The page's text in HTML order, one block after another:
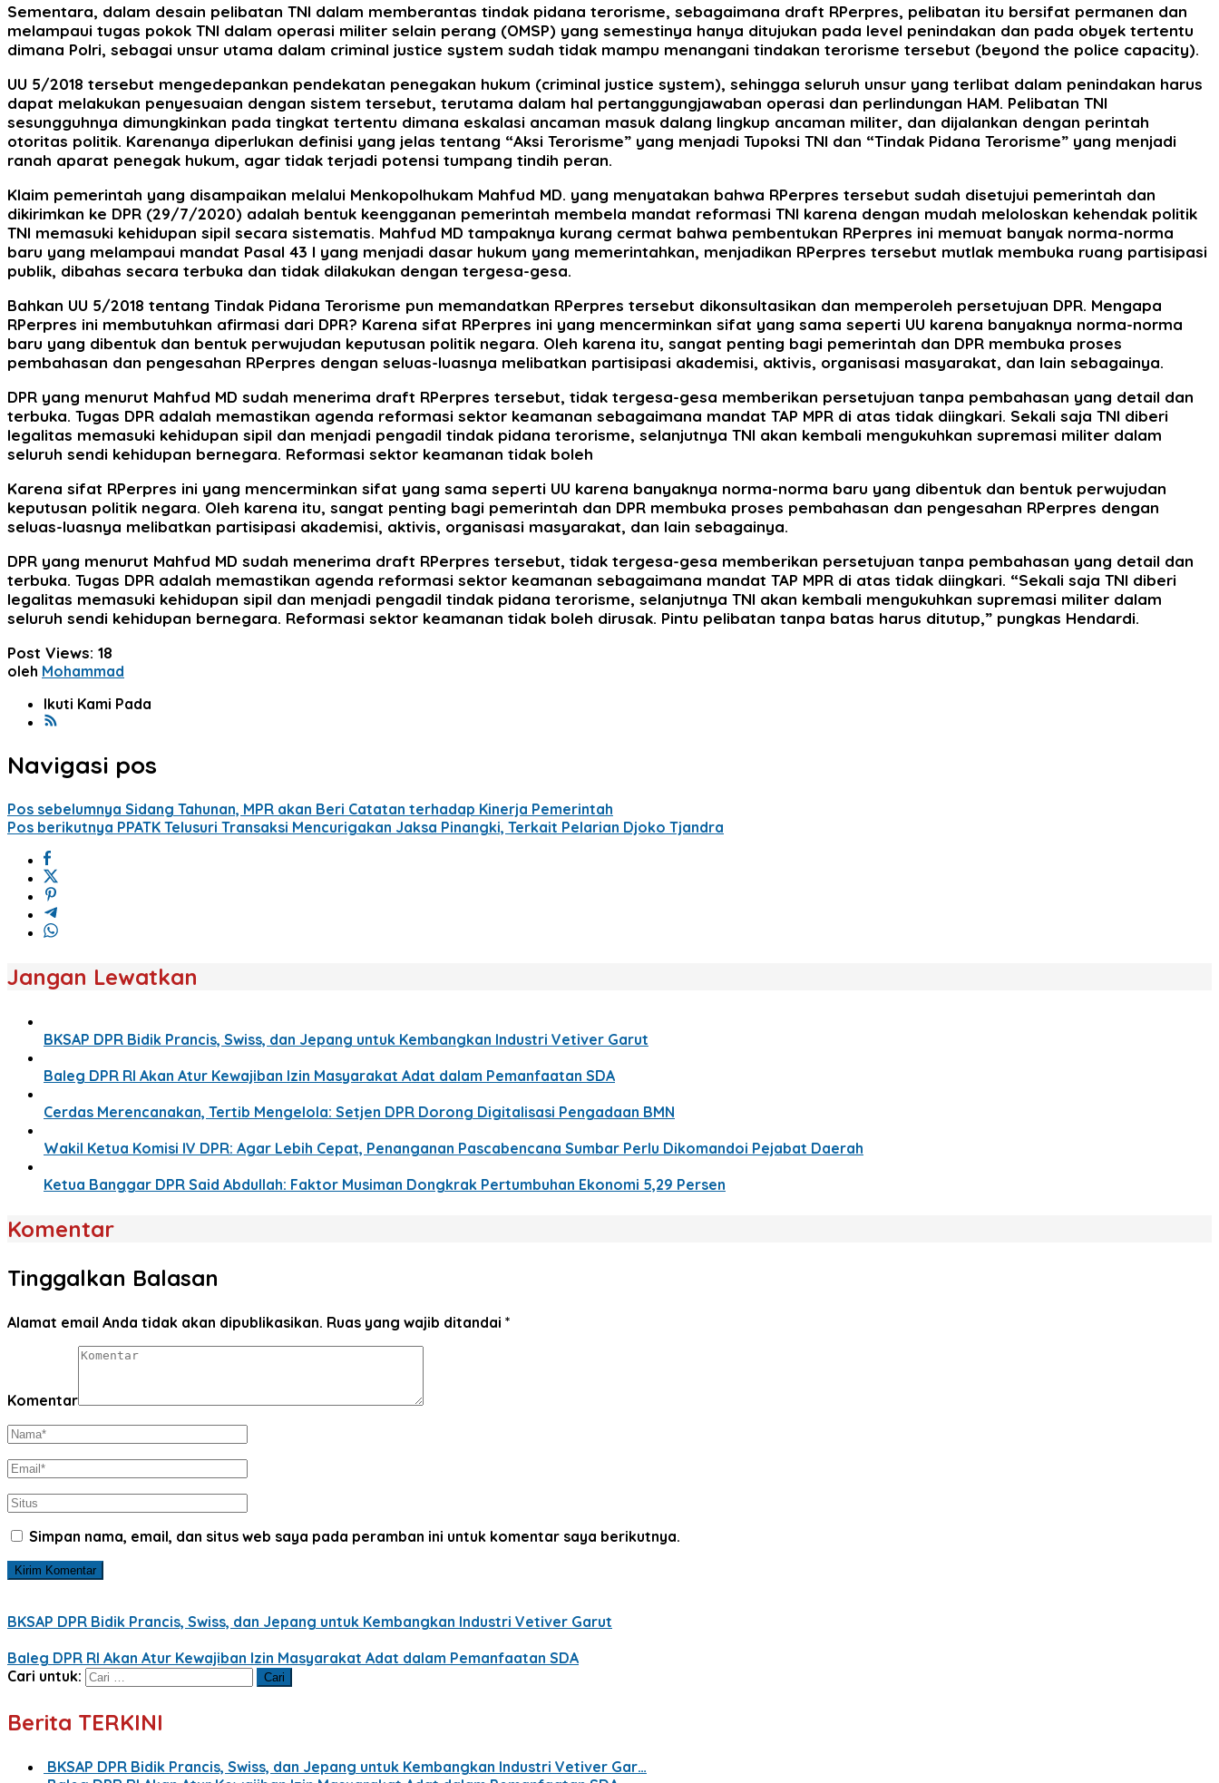
Sementara, dalam desain pelibatan TNI dalam memberantas tindak pidana terorisme, sebagaimana draft RPerpres, pelibatan itu bersifat permanen dan
melampaui tugas pokok TNI dalam operasi militer selain perang (OMSP) yang semestinya hanya ditujukan pada level penindakan dan pada obyek tertentu
dimana Polri, sebagai unsur utama dalam criminal justice system sudah tidak mampu menangani tindakan terorisme tersebut (beyond the police capacity).
UU 5/2018 tersebut mengedepankan pendekatan penegakan hukum (criminal justice system), sehingga seluruh unsur yang terlibat dalam penindakan harus
dapat melakukan penyesuaian dengan sistem tersebut, terutama dalam hal pertanggungjawaban operasi dan perlindungan HAM. Pelibatan TNI
sesungguhnya dimungkinkan pada tingkat tertentu dimana eskalasi ancaman masuk dalang lingkup ancaman militer, dan dijalankan dengan perintah
otoritas politik. Karenanya diperlukan definisi yang jelas tentang “Aksi Terorisme” yang menjadi Tupoksi TNI dan “Tindak Pidana Terorisme” yang menjadi
ranah aparat penegak hukum, agar tidak terjadi potensi tumpang tindih peran.
Klaim pemerintah yang disampaikan melalui Menkopolhukam Mahfud MD. yang menyatakan bahwa RPerpres tersebut sudah disetujui pemerintah dan
dikirimkan ke DPR (29/7/2020) adalah bentuk keengganan pemerintah membela mandat reformasi TNI karena dengan mudah meloloskan kehendak politik
TNI memasuki kehidupan sipil secara sistematis. Mahfud MD tampaknya kurang cermat bahwa pembentukan RPerpres ini memuat banyak norma-norma
baru yang melampaui mandat Pasal 43 I yang menjadi dasar hukum yang memerintahkan, menjadikan RPerpres tersebut mutlak membuka ruang partisipasi
publik, dibahas secara terbuka dan tidak dilakukan dengan tergesa-gesa.
Bahkan UU 5/2018 tentang Tindak Pidana Terorisme pun memandatkan RPerpres tersebut dikonsultasikan dan memperoleh persetujuan DPR. Mengapa
RPerpres ini membutuhkan afirmasi dari DPR? Karena sifat RPerpres ini yang mencerminkan sifat yang sama seperti UU karena banyaknya norma-norma
baru yang dibentuk dan bentuk perwujudan keputusan politik negara. Oleh karena itu, sangat penting bagi pemerintah dan DPR membuka proses
pembahasan dan pengesahan RPerpres dengan seluas-luasnya melibatkan partisipasi akademisi, aktivis, organisasi masyarakat, dan lain sebagainya.
DPR yang menurut Mahfud MD sudah menerima draft RPerpres tersebut, tidak tergesa-gesa memberikan persetujuan tanpa pembahasan yang detail dan
terbuka. Tugas DPR adalah memastikan agenda reformasi sektor keamanan sebagaimana mandat TAP MPR di atas tidak diingkari. Sekali saja TNI diberi
legalitas memasuki kehidupan sipil dan menjadi pengadil tindak pidana terorisme, selanjutnya TNI akan kembali mengukuhkan supremasi militer dalam
seluruh sendi kehidupan bernegara. Reformasi sektor keamanan tidak boleh
Karena sifat RPerpres ini yang mencerminkan sifat yang sama seperti UU karena banyaknya norma-norma baru yang dibentuk dan bentuk perwujudan
keputusan politik negara. Oleh karena itu, sangat penting bagi pemerintah dan DPR membuka proses pembahasan dan pengesahan RPerpres dengan
seluas-luasnya melibatkan partisipasi akademisi, aktivis, organisasi masyarakat, dan lain sebagainya.
DPR yang menurut Mahfud MD sudah menerima draft RPerpres tersebut, tidak tergesa-gesa memberikan persetujuan tanpa pembahasan yang detail dan
terbuka. Tugas DPR adalah memastikan agenda reformasi sektor keamanan sebagaimana mandat TAP MPR di atas tidak diingkari. “Sekali saja TNI diberi
legalitas memasuki kehidupan sipil dan menjadi pengadil tindak pidana terorisme, selanjutnya TNI akan kembali mengukuhkan supremasi militer dalam
seluruh sendi kehidupan bernegara. Reformasi sektor keamanan tidak boleh dirusak. Pintu pelibatan tanpa batas harus ditutup,” pungkas Hendardi.
Post Views: 18
oleh Mohammad
Ikuti Kami Pada
Navigasi pos
Pos sebelumnya Sidang Tahunan, MPR akan Beri Catatan terhadap Kinerja Pemerintah
Pos berikutnya PPATK Telusuri Transaksi Mencurigakan Jaksa Pinangki, Terkait Pelarian Djoko Tjandra
Jangan Lewatkan
BKSAP DPR Bidik Prancis, Swiss, dan Jepang untuk Kembangkan Industri Vetiver Garut
Baleg DPR RI Akan Atur Kewajiban Izin Masyarakat Adat dalam Pemanfaatan SDA
Cerdas Merencanakan, Tertib Mengelola: Setjen DPR Dorong Digitalisasi Pengadaan BMN
Wakil Ketua Komisi IV DPR: Agar Lebih Cepat, Penanganan Pascabencana Sumbar Perlu Dikomandoi Pejabat Daerah
Ketua Banggar DPR Said Abdullah: Faktor Musiman Dongkrak Pertumbuhan Ekonomi 5,29 Persen
Komentar
Tinggalkan Balasan
Alamat email Anda tidak akan dipublikasikan. Ruas yang wajib ditandai *
Komentar
Simpan nama, email, dan situs web saya pada peramban ini untuk komentar saya berikutnya.
BKSAP DPR Bidik Prancis, Swiss, dan Jepang untuk Kembangkan Industri Vetiver Garut
Baleg DPR RI Akan Atur Kewajiban Izin Masyarakat Adat dalam Pemanfaatan SDA
Cari untuk:
Berita TERKINI
BKSAP DPR Bidik Prancis, Swiss, dan Jepang untuk Kembangkan Industri Vetiver Gar…